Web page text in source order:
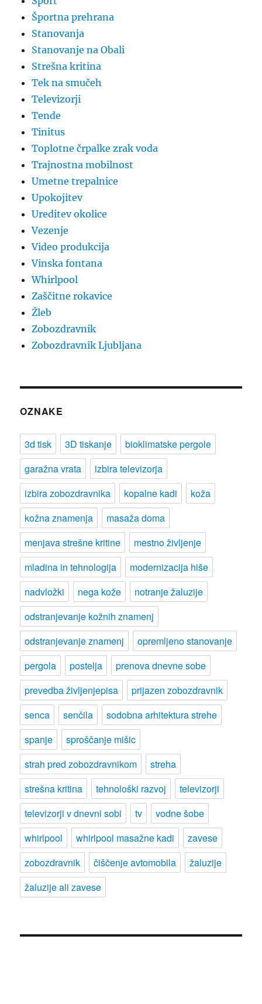
Športna prehrana
Stanovanja
Stanovanje na Obali
Strešna kritina
Tek na smučeh
Televizorji
Tende
Tinitus
Toplotne črpalke zrak voda
Trajnostna mobilnost
Umetne trepalnice
Upokojitev
Ureditev okolice
Vezenje
Video produkcija
Vinska fontana
Whirlpool
Zaščitne rokavice
Žleb
Zobozdravnik
Zobozdravnik Ljubljana
OZNAKE
3d tisk 3D tiskanje
bioklimatske pergole
garažna vrata
izbira televizorja
izbira zobozdravnika
kopalne kadi
koža
kožna znamenja
masaža doma
menjava strešne kritine
mestno življenje
mladina in tehnologija
modernizacija hiše
nadvložki
nega kože
notranje žaluzije
odstranjevanje kožnih znamenj
odstranjevanje znamenj
opremljeno stanovanje
pergola
postelja
prenova dnevne sobe
prevedba življenjepisa
prijazen zobozdravnik
senca
senčila
sodobna arhitektura strehe
spanje
sproščanje mišic
strah pred zobozdravnikom
streha
strešna kritina
tehnološki razvoj
televizorji
televizorji v dnevni sobi
tv
vodne šobe
whirlpool
whirlpool masažne kadi
zavese
zobozdravnik
čiščenje avtomobila
žaluzije
žaluzije ali zavese